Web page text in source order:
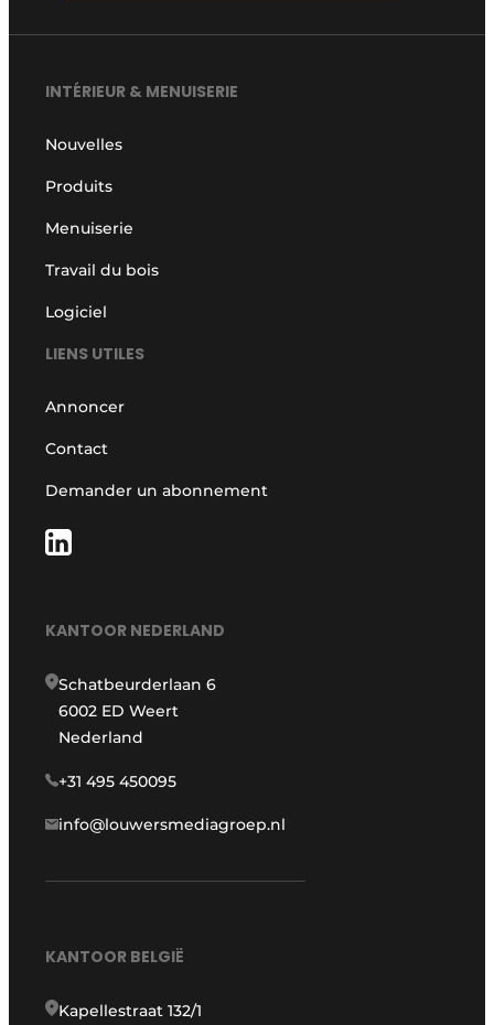
INTÉRIEUR & MENUISERIE
Nouvelles
Produits
Menuiserie
Travail du bois
Logiciel
LIENS UTILES
Annoncer
Contact
Demander un abonnement
KANTOOR NEDERLAND
Schatbeurderlaan 6
6002 ED Weert
Nederland
+31 495 450095
info@louwersmediagroep.nl
KANTOOR BELGIË
Kapellestraat 132/1